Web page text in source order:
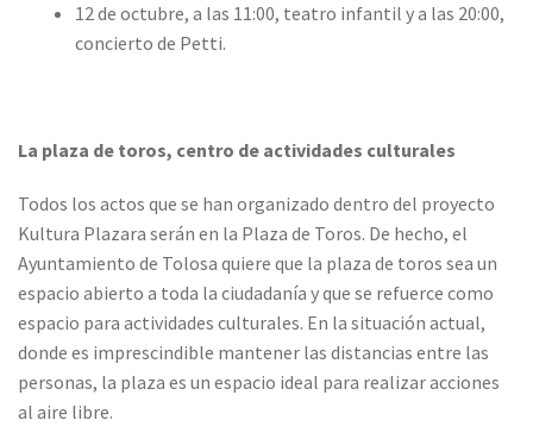
12 de octubre, a las 11:00, teatro infantil y a las 20:00,
concierto de Petti.
La plaza de toros, centro de actividades culturales
Todos los actos que se han organizado dentro del proyecto
Kultura Plazara serán en la Plaza de Toros. De hecho, el
Ayuntamiento de Tolosa quiere que la plaza de toros sea un
espacio abierto a toda la ciudadanía y que se refuerce como
espacio para actividades culturales. En la situación actual,
donde es imprescindible mantener las distancias entre las
personas, la plaza es un espacio ideal para realizar acciones
al aire libre.